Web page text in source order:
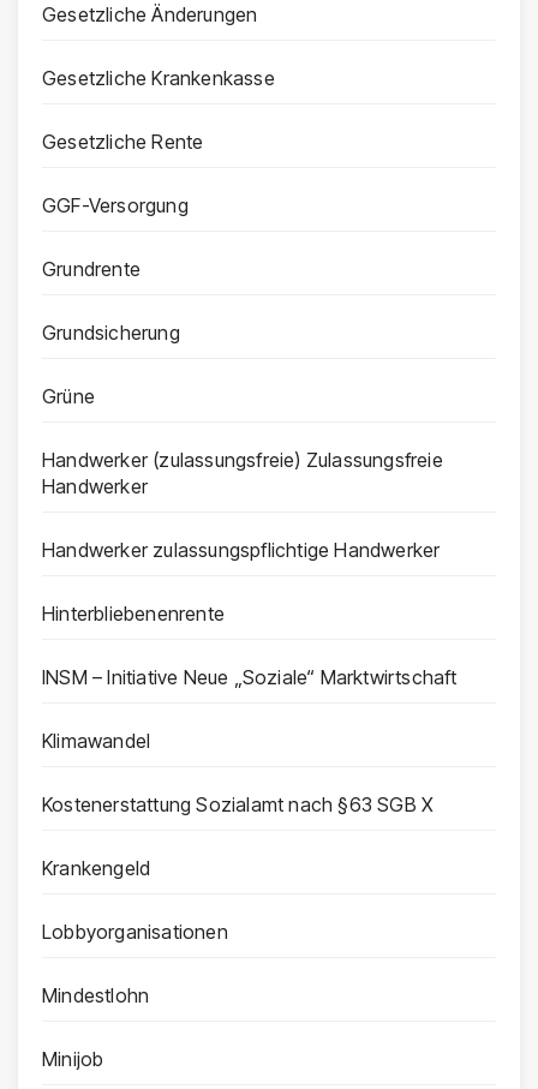
Gesetzliche Änderungen
Gesetzliche Krankenkasse
Gesetzliche Rente
GGF-Versorgung
Grundrente
Grundsicherung
Grüne
Handwerker (zulassungsfreie) Zulassungsfreie
Handwerker
Handwerker zulassungspflichtige Handwerker
Hinterbliebenenrente
INSM – Initiative Neue „Soziale“ Marktwirtschaft
Klimawandel
Kostenerstattung Sozialamt nach §63 SGB X
Krankengeld
Lobbyorganisationen
Mindestlohn
Minijob